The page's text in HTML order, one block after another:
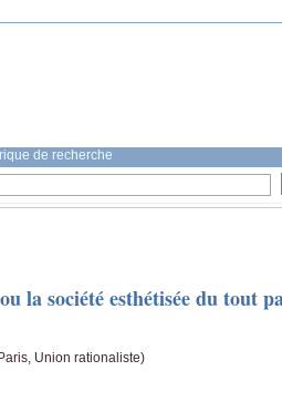
de recherche
la société esthétisée du tout
Union rationaliste)